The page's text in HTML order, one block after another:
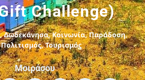
Challenge)
,Δωδεκάνησα,Κοινωνία,Παράδοση,
Πολιτισμός,Τουρισμός
Μοιράσου